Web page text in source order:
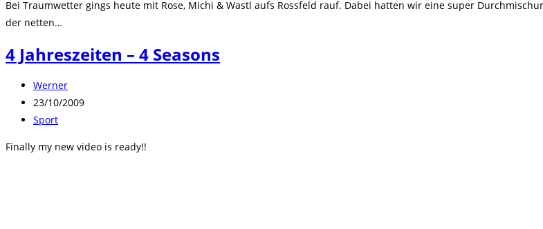
Bei Traumwetter gings heute mit Rose, Michi & Wastl aufs Rossfeld rauf. Dabei hatten wir eine super
der netten…
4 Jahreszeiten – 4 Seasons
Beitrags-
Autor:
Werner
Beitrag
veröffentlicht:
23/10/2009
Beitrags-
Sport
Finally my new video is ready!!